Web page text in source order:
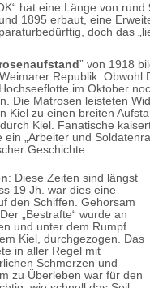
hat eine Länge von
1895 erbaut, eine
doch das
” von 1918
Republik. Obwohl
im Oktober
Die Matrosen leisteten
Kiel zu einen breiten
Kiel. Fanatische
ein „Arbeiter und
Geschichte.
: Diese Zeiten sind längst
19 Jh. war dies eine
den Schiffen. Gehorsam
„Bestrafte“ wurde an
und unter dem Rumpf
Kiel, durchgezogen. Das
in aller Regel mit
Schmerzen und
zu Überleben war für den